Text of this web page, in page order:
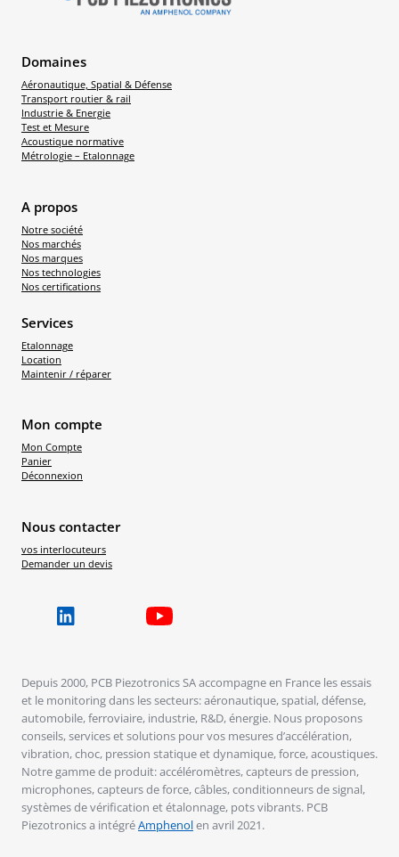
Domaines
Aéronautique, Spatial & Défense
Transport routier & rail
Industrie & Energie
Test et Mesure
Acoustique normative
Métrologie – Etalonnage
A propos
Notre société
Nos marchés
Nos marques
Nos technologies
Nos certifications
Services
Etalonnage
Location
Maintenir / réparer
Mon compte
Mon Compte
Panier
Déconnexion
Nous contacter
vos interlocuteurs
Demander un devis
Depuis 2000, PCB Piezotronics SA accompagne en France les essais
et le monitoring dans les secteurs: aéronautique, spatial, défense,
automobile, ferroviaire, industrie, R&D, énergie. Nous proposons
conseils, services et solutions pour vos mesures d’accélération,
vibration, choc, pression statique et dynamique, force, acoustiques.
Notre gamme de produit: accéléromètres, capteurs de pression,
microphones, capteurs de force, câbles, conditionneurs de signal,
systèmes de vérification et étalonnage, pots vibrants. PCB
Piezotronics a intégréAmphenolen avril 2021.